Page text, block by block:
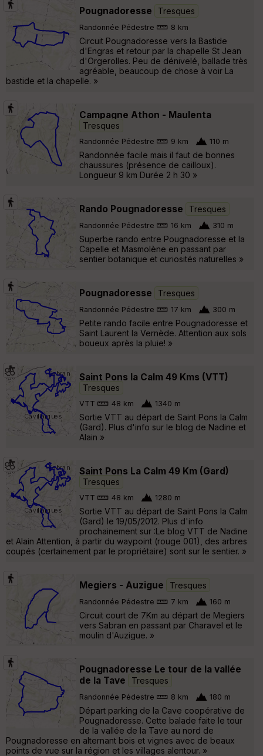
Pougnadoresse Tresques
Randonnée Pédestre 8 km
Circuit Pougnadoresse vers la Bastide
d'Engras et retour par la chapelle St Jean
d'Orgerolles. Peu de dénivelé, ballade très
agréable, beaucoup de chose à voir La
bastide et la chapelle. »
Campagne Athon - Maulenta
Tresques
Randonnée Pédestre 9 km 110 m
Randonnée facile mais il faut de bonnes
chaussures (présence de cailloux).
Longueur 9 km Durée 2 h 30 »
Rando Pougnadoresse Tresques
Randonnée Pédestre 16 km 310 m
Superbe rando entre Pougnadoresse et la
Capelle et Masmolène en passant par
sentier botanique et curiosités naturelles »
Pougnadoresse Tresques
Randonnée Pédestre 17 km 300 m
Petite rando facile entre Pougnadoresse et
Saint Laurent la Vernède. Attention aux sols
boueux après la pluie! »
Saint Pons la Calm 49 Kms (VTT)
Tresques
VTT 48 km 1340 m
Sortie VTT au départ de Saint Pons la Calm
(Gard). Plus d'info sur le blog de Nadine et
Alain »
Saint Pons La Calm 49 Km (Gard)
Tresques
VTT 48 km 1280 m
Sortie VTT au départ de Saint Pons la Calm
(Gard) le 19/05/2012. Plus d'info
prochainement sur :Le blog VTT de Nadine
et Alain Attention, à partir du waypoint (rouge 001), des arbres
coupés (certainement par le propriétaire) sont sur le sentier. »
Megiers - Auzigue Tresques
Randonnée Pédestre 7 km 160 m
Circuit court de 7Km au départ de Megiers
vers Sabran en passant par Charavel et le
moulin d'Auzigue. »
Pougnadoresse Le tour de la vallée
de la Tave
Tresques
Randonnée Pédestre 8 km 180 m
Départ parking de la Cave coopérative de
Pougnadoresse. Cette balade faite le tour
de la vallée de la Tave au nord de
Pougnadoresse en alternant bois et vignes avec de beaux
points de vue sur la région et les villages alentour. »